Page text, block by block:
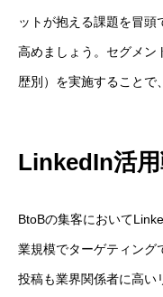
ットが抱える課題を冒頭
高めましょう。セグメン
歴別）を実施することで
LinkedIn活
BtoBの集客において
業規模でターゲティング
投稿も業界関係者に高い